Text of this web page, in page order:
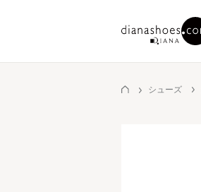
シューズ